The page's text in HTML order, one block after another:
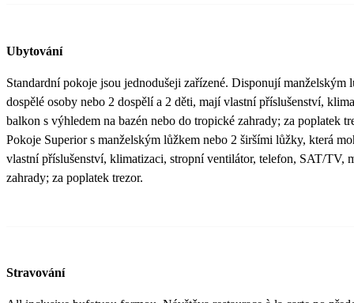
Ubytování
Standardní pokoje jsou jednodušeji zařízené. Disponují
dospělé osoby nebo 2 dospělí a 2 děti, mají vlastní příslušenství,
balkon s výhledem na bazén nebo do tropické zahrady; za poplatek
Pokoje Superior s manželským lůžkem nebo 2 širšími lůžky, která
vlastní příslušenství, klimatizaci, stropní ventilátor, telefon, SAT/TV,
zahrady; za poplatek trezor.
Stravování